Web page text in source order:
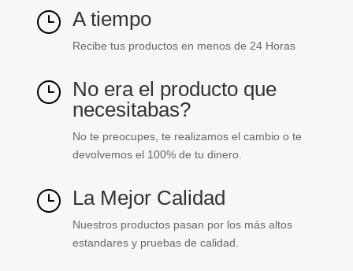
} A tiempo
Recibe tus productos en menos de 24 Horas
} No era el producto que
necesitabas?
No te preocupes, te realizamos el cambio o te
devolvemos el 100% de tu dinero.
} La Mejor Calidad
Nuestros productos pasan por los más altos
estandares y pruebas de calidad.